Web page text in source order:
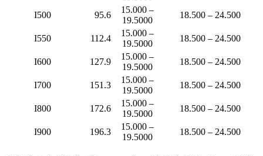
I500 95.6
15.000 –
19.5000
18.500 – 24.500
I550 112.4
15.000 –
19.5000
18.500 – 24.500
I600 127.9
15.000 –
19.5000
18.500 – 24.500
I700 151.3
15.000 –
19.5000
18.500 – 24.500
I800 172.6
15.000 –
19.5000
18.500 – 24.500
I900 196.3
15.000 –
19.5000
18.500 – 24.500